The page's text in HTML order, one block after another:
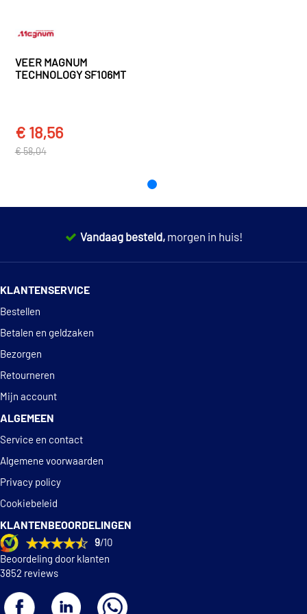
VEER MAGNUM
TECHNOLOGY SF106MT
€ 18,56
€ 58,04
Vandaag besteld, morgen in huis!
KLANTENSERVICE
Bestellen
Betalen en geldzaken
Bezorgen
Retourneren
Mijn account
ALGEMEEN
Service en contact
Algemene voorwaarden
Privacy policy
Cookiebeleid
KLANTENBEOORDELINGEN
9/10
Beoordeling door klanten
3852 reviews